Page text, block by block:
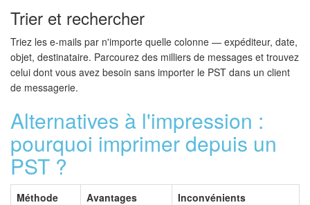
Trier et rechercher
Triez les e-mails par n'importe quelle colonne — expéditeur, date,
objet, destinataire. Parcourez des milliers de messages et trouvez
celui dont vous avez besoin sans importer le PST dans un client
de messagerie.
Alternatives à l'impression :
pourquoi imprimer depuis un
PST ?
Méthode Avantages
Inconvénients